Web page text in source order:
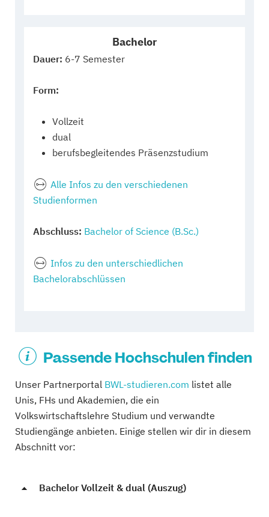
Bachelor
Dauer: 6-7 Semester
Form:
Vollzeit
dual
berufsbegleitendes Präsenzstudium
Alle Infos zu den verschiedenen
Studienformen
Abschluss: Bachelor of Science (B.Sc.)
Infos zu den unterschiedlichen
Bachelorabschlüssen
Passende Hochschulen finden
Unser Partnerportal BWL-studieren.com listet alle
Unis, FHs und Akademien, die ein
Volkswirtschaftslehre Studium und verwandte
Studiengänge anbieten. Einige stellen wir dir in diesem
Abschnitt vor:
Bachelor Vollzeit & dual (Auszug)